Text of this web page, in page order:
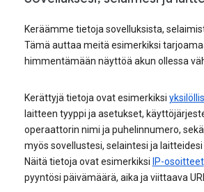
Keräämme tietoja sovelluksista,
Tämä auttaa meitä esimerkiksi
himmentämään näyttöä akun ollessa
Kerättyjä tietoja ovat esimerkiksi
laitteen tyyppi ja asetukset,
operaattorin nimi ja puhelinnumero,
myös sovellustesi, selaintesi ja
Näitä tietoja ovat esimerkiksi IP-osoitteet
pyyntösi päivämäärä, aika ja viittaava